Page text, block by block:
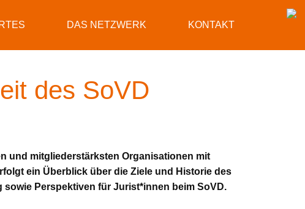
DAS NETZWERK KONTAKT
des SoVD
und mitgliederstärksten Organisationen mit
ein Überblick über die Ziele und Historie des
Perspektiven für Jurist*innen beim SoVD.